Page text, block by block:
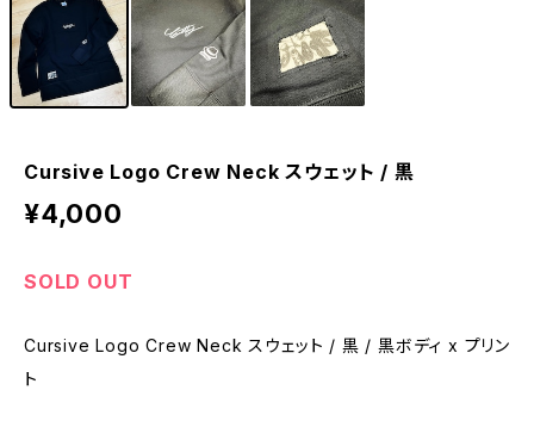
Cursive Logo Crew Neck スウェット / 黒
¥4,000
SOLD OUT
Cursive Logo Crew Neck スウェット / 黒 / 黒ボディ x プリン
ト